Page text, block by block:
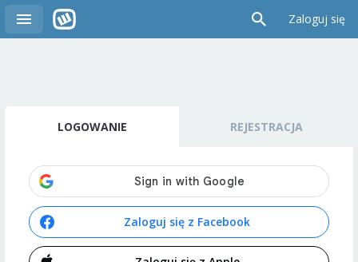
Zaloguj się
LOGOWANIE REJESTRACJA
Zaloguj się z Facebook